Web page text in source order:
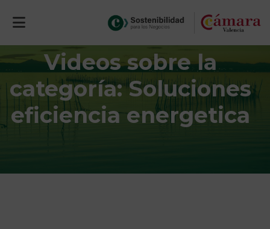
Videos sobre la
categoría: Soluciones
eficiencia energetica